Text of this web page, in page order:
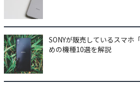
SONYが販売しているスマホ
めの機種10選を解説